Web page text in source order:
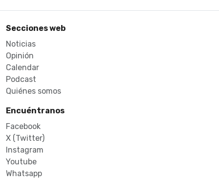
Secciones web
Noticias
Opinión
Calendar
Podcast
Quiénes somos
Encuéntranos
Facebook
X (Twitter)
Instagram
Youtube
Whatsapp